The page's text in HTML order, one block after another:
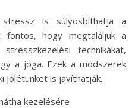
is súlyosbíthatja a
fontos, hogy megtaláljuk a
technikákat,
a jóga. Ezek a módszerek
jólétünket is javíthatják.
kezelésére